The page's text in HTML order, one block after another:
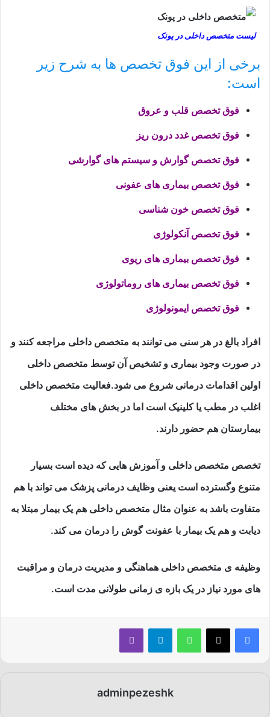
لیست متخصص داخلی در پونک
برخی از این فوق تخصص ها به شرح زیر
است:
فوق تخصص قلب و عروق
فوق تخصص غدد درون ریز
فوق تخصص گوارش و سیستم های گوارشی
فوق تخصص بیماری های عفونی
فوق تخصص خون شناسی
فوق تخصص آنکولوژی
فوق تخصص بیماری های ریوی
فوق تخصص بیماری های روماتولوژی
فوق تخصص ایمونولوژی
افراد بالغ در هر سنی می توانند به متخصص داخلی مراجعه کنند و
در صورت وجود بیماری و تشخیص آن توسط متخصص داخلی
اولین اقدامات درمانی شروع می شود.فعالیت متخصص داخلی
اغلب در مطب یا کلینیک است اما در بخش های مختلف
بیمارستان هم حضور دارند.
تخصص متخصص داخلی و آموزش هایی که دیده است بسیار
متنوع وگسترده است یعنی وظایف درمانی پزشک می تواند با هم
متفاوت باشد به عنوان مثال متخصص داخلی هم یک بیمار مبتلا به
دیابت و هم یک بیمار با عفونت گوش را درمان می کند.
وظیفه ی متخصص داخلی هماهنگی و مدیریت درمان و مراقبت
های مورد نیاز در یک بازه ی زمانی طولانی مدت است.
فیسبوکایکس واتس آپ تلگرام وایبر
adminpezeshk